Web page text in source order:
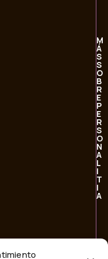
M
Á
S
S
O
B
R
E
P
E
R
S
O
N
A
L
I
T
I
A